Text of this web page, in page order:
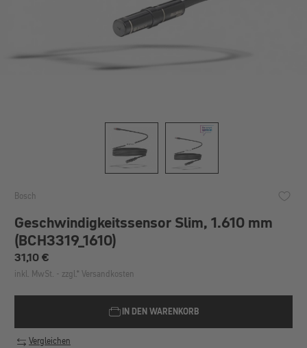
Bosch
Geschwindigkeitssensor Slim, 1.610 mm
(BCH3319_1610)
Regulärer Preis:
31,10 €
inkl. MwSt. - zzgl.* Versandkosten
IN DEN WARENKORB
Vergleichen